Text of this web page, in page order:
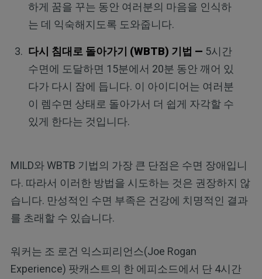
하게 꿈을 꾸는 동안 여러분의 마음을 인식하
는 데 익숙해지도록 도와줍니다.
다시 침대로 돌아가기 (WBTB) 기법 — 5시간
수면에 도달하면 15분에서 20분 동안 깨어 있
다가 다시 잠에 듭니다. 이 아이디어는 여러분
이 렘수면 상태로 돌아가서 더 쉽게 자각할 수
있게 한다는 것입니다.
MILD와 WBTB 기법의 가장 큰 단점은 수면 장애입니
다. 따라서 이러한 방법을 시도하는 것은 권장하지 않
습니다. 만성적인 수면 부족은 건강에 치명적인 결과
를 초래할 수 있습니다.
워커는 조 로건 익스피리언스(Joe Rogan
Experience) 팟캐스트의 한 에피소드에서 단 4시간